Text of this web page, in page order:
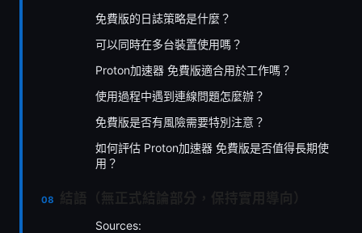
免費版的日誌策略是什麼？
可以同時在多台裝置使用嗎？
Proton加速器 免費版適合用於工作嗎？
使用過程中遇到連線問題怎麼辦？
免費版是否有風險需要特別注意？
如何評估 Proton加速器 免費版是否值得長期使
用？
Sources: